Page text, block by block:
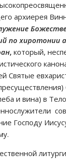
архиерея
по хиротонии
, который,
Святые
и вина) в
Господу